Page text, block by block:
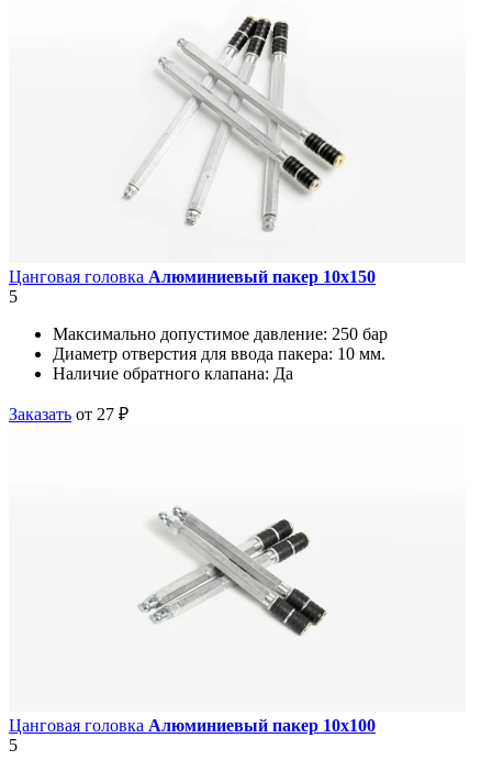
Цанговая головка Алюминиевый пакер 10х150
5
Максимально допустимое давление: 250 бар
Диаметр отверстия для ввода пакера: 10 мм.
Наличие обратного клапана: Да
Заказать от 27 ₽
Цанговая головка Алюминиевый пакер 10х100
5